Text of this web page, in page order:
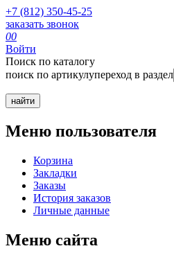
+7 (812) 350-45-25
заказать звонок
00
Войти
Поиск по каталогу
поиск по артикулупереход в раздел
Меню пользователя
Корзина
Закладки
Заказы
История заказов
Личные данные
Меню сайта